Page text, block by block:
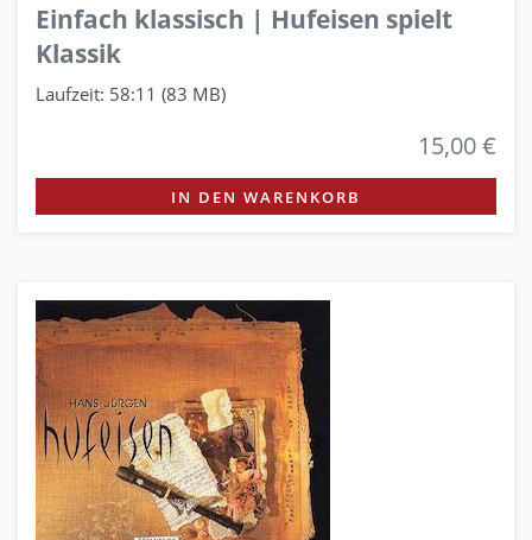
Einfach klassisch | Hufeisen spielt
Klassik
Laufzeit: 58:11 (83 MB)
15,00 €
IN DEN WARENKORB